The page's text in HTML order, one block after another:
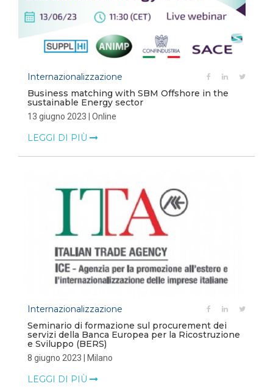
Internazionalizzazione
Business matching with SBM Offshore in the
sustainable Energy sector
13 giugno 2023 | Online
LEGGI DI PIÙ
Internazionalizzazione
Seminario di formazione sul procurement dei
servizi della Banca Europea per la Ricostruzione
e Sviluppo (BERS)
8 giugno 2023 | Milano
LEGGI DI PIÙ